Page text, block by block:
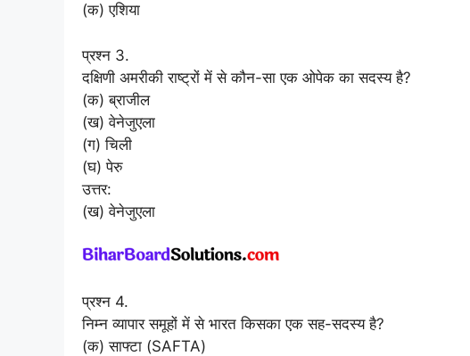
(क) एशिया
प्रश्न 3.
दक्षिणी अमरीकी राष्ट्रों में से कौन-सा एक ओपेक का सदस्य है?
(क) ब्राजील
(ख) वेनेजुएला
(ग) चिली
(घ) पेरु
उत्तर:
(ख) वेनेजुएला
प्रश्न 4.
निम्न व्यापार समूहों में से भारत किसका एक सह-सदस्य है?
(क) साफ्टा (SAFTA)